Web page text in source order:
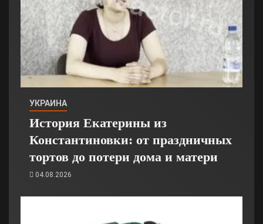
УКРАИНА
История Екатерины из
Константиновки: от праздничных
тортов до потери дома и матери
04.08.2026